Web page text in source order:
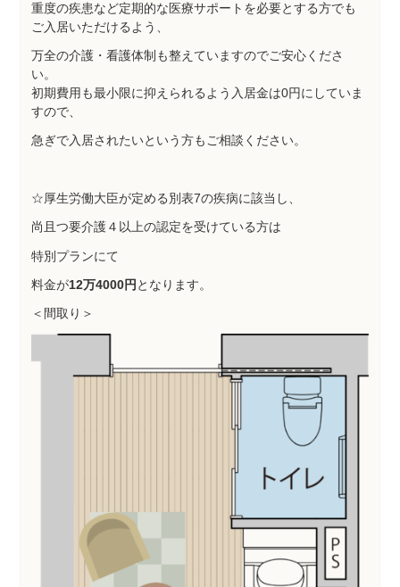
重度の疾患など定期的な医療サポートを必要とする方でも
ご入居いただけるよう、
万全の介護・看護体制も整えていますのでご安心くださ
い。
初期費用も最小限に抑えられるよう入居金は0円にしていま
すので、
急ぎで入居されたいという方もご相談ください。
☆厚生労働大臣が定める別表7の疾病に該当し、
尚且つ要介護４以上の認定を受けている方は
特別プランにて
料金が12万4000円 となります。
＜間取り＞